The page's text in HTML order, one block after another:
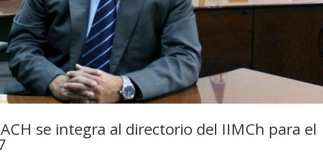
se integra al directorio del IIMCh para el